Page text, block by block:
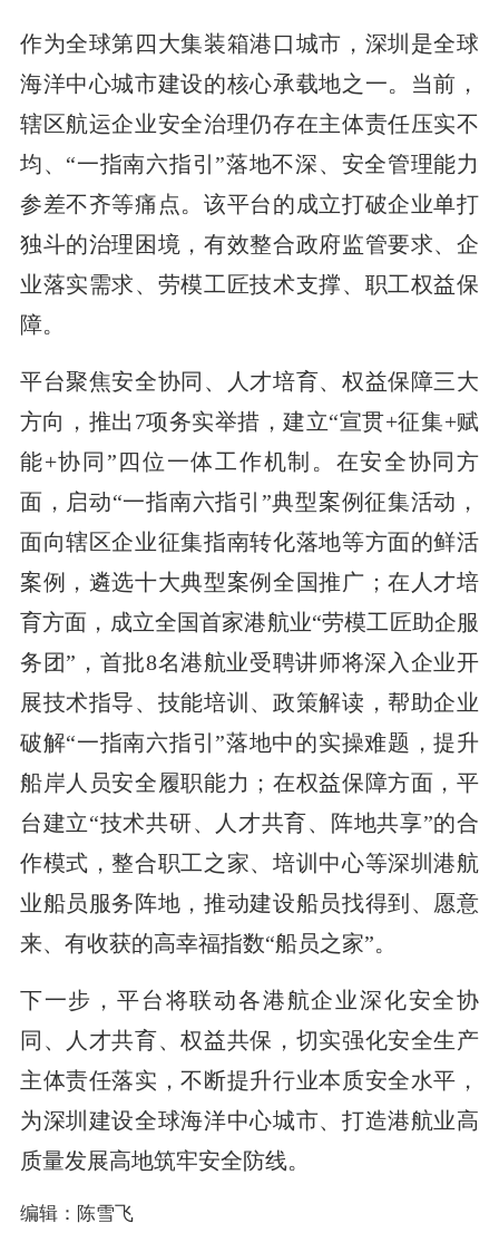
作为全球第四大集装箱港口城市，深圳是全球
海洋中心城市建设的核心承载地之一。当前，
辖区航运企业安全治理仍存在主体责任压实不
均、“一指南六指引”落地不深、安全管理能力
参差不齐等痛点。该平台的成立打破企业单打
独斗的治理困境，有效整合政府监管要求、企
业落实需求、劳模工匠技术支撑、职工权益保
障。
平台聚焦安全协同、人才培育、权益保障三大
方向，推出7项务实举措，建立“宣贯+征集+赋
能+协同”四位一体工作机制。在安全协同方
面，启动“一指南六指引”典型案例征集活动，
面向辖区企业征集指南转化落地等方面的鲜活
案例，遴选十大典型案例全国推广；在人才培
育方面，成立全国首家港航业“劳模工匠助企服
务团”，首批8名港航业受聘讲师将深入企业开
展技术指导、技能培训、政策解读，帮助企业
破解“一指南六指引”落地中的实操难题，提升
船岸人员安全履职能力；在权益保障方面，平
台建立“技术共研、人才共育、阵地共享”的合
作模式，整合职工之家、培训中心等深圳港航
业船员服务阵地，推动建设船员找得到、愿意
来、有收获的高幸福指数“船员之家”。
下一步，平台将联动各港航企业深化安全协
同、人才共育、权益共保，切实强化安全生产
主体责任落实，不断提升行业本质安全水平，
为深圳建设全球海洋中心城市、打造港航业高
质量发展高地筑牢安全防线。
编辑：陈雪飞